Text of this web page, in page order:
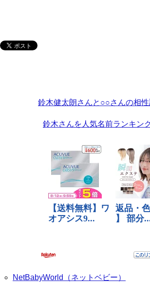
鈴木健太朗さんと○○さんの相性
鈴木さんを人気名前ランキン
NetBabyWorld（ネットベビー）